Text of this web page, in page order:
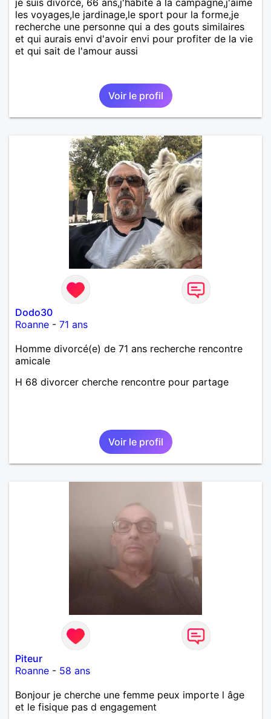
les voyages,le jardinage,le sport pour la forme,je
recherche une personne qui a des gouts similaires
et qui aurais envi d'avoir envi pour profiter de la vie
et qui sait de l'amour aussi
Voir le profil
Dodo30
Roanne - 71 ans
Homme divorcé(e) de 71 ans recherche rencontre
amicale
H 68 divorcer cherche rencontre pour partage
Voir le profil
Piteur
Roanne - 58 ans
Bonjour je cherche une femme peux importe l âge
et le fisique pas d engagement